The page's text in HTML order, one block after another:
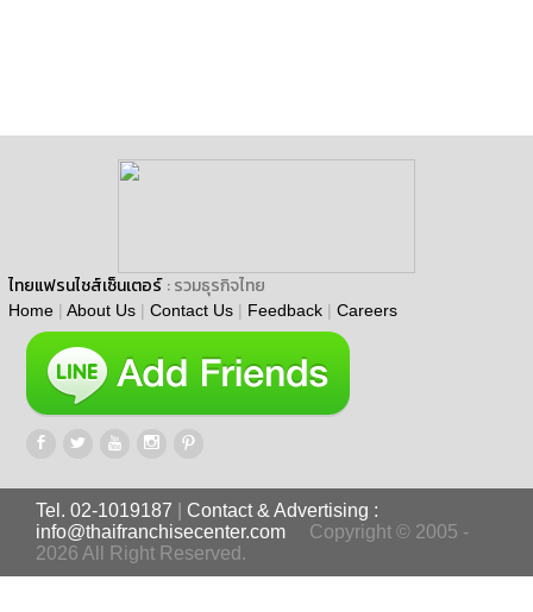
ไทยแฟรนไชส์เซ็นเตอร์ : รวมธุรกิจไทย
Home | About Us | Contact Us | Feedback | Careers
Tel. 02-1019187
Contact & Advertising :
info@thaifranchisecenter.com
Copyright © 2005 -
2026 All Right Reserved.